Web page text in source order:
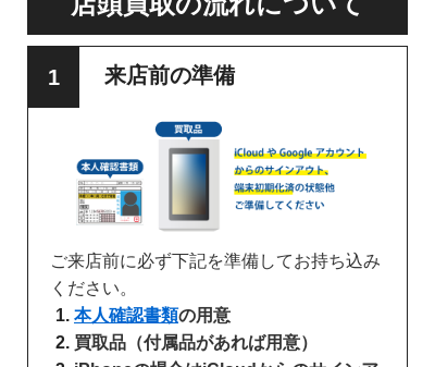
来店前の準備
ご来店前に必ず下記を準備してお持ち込み
ください。
本人確認書類の用意
買取品（付属品があれば用意）